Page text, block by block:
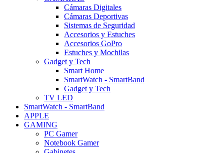
Cámaras Digitales
Cámaras Deportivas
Sistemas de Seguridad
Accesorios y Estuches
Accesorios GoPro
Estuches y Mochilas
Gadget y Tech
Smart Home
SmartWatch - SmartBand
Gadget y Tech
TV LED
SmartWatch - SmartBand
APPLE
GAMING
PC Gamer
Notebook Gamer